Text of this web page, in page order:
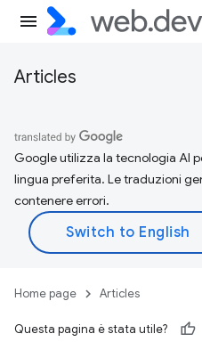
Articles
Google utilizza la tecnologia AI
lingua preferita. Le traduzioni
contenere errori.
Home page Articles
Questa pagina è stata utile?